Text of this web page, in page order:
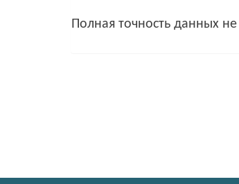
Полная точность данных не